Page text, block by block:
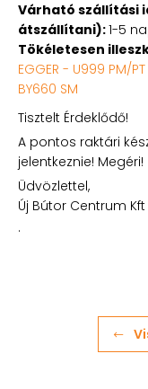
Várható szállítási
átszállítani):1-5
Tökéletesen
EGGER - U999 PM/PT
BY660 SM
Tisztelt Érdeklődő!
A pontos raktári
jelentkeznie! Megéri!
Üdvözlettel,
Új Bútor Centrum Kft
.